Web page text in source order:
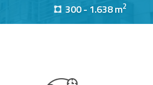
300 - 1.638 m2